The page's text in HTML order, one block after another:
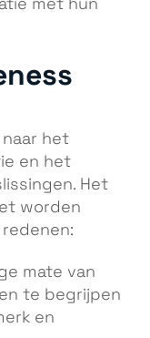
met hun
het
en het
Het
worden
mate van
te begrijpen
en